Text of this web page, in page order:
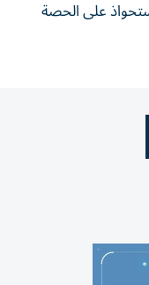
على الحصة